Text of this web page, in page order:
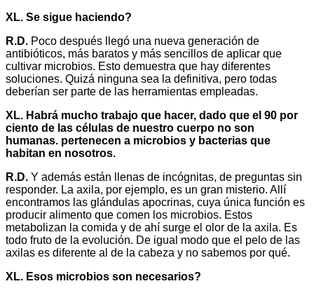
XL. Se sigue haciendo?
R.D. Poco después llegó una nueva generación de
antibióticos, más baratos y más sencillos de aplicar que
cultivar microbios. Esto demuestra que hay diferentes
soluciones. Quizá ninguna sea la definitiva, pero todas
deberían ser parte de las herramientas empleadas.
XL. Habrá mucho trabajo que hacer, dado que el 90 por
ciento de las células de nuestro cuerpo no son
humanas. pertenecen a microbios y bacterias que
habitan en nosotros.
R.D. Y además están llenas de incógnitas, de preguntas sin
responder. La axila, por ejemplo, es un gran misterio. Allí
encontramos las glándulas apocrinas, cuya única función es
producir alimento que comen los microbios. Estos
metabolizan la comida y de ahí surge el olor de la axila. Es
todo fruto de la evolución. De igual modo que el pelo de las
axilas es diferente al de la cabeza y no sabemos por qué.
XL. Esos microbios son necesarios?